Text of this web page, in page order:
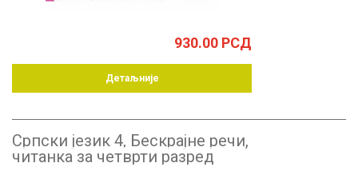
930.00 РСД
Детаљније
Српски језик 4, Бескрајне речи,
читанка за четврти разред